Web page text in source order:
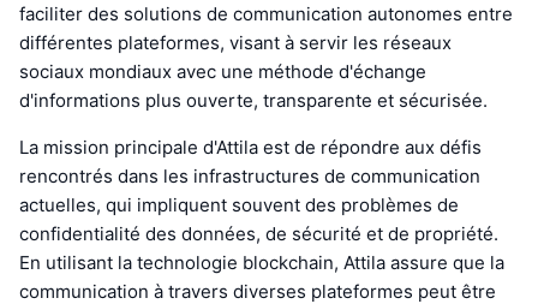
faciliter des solutions de communication autonomes entre
différentes plateformes, visant à servir les réseaux
sociaux mondiaux avec une méthode d'échange
d'informations plus ouverte, transparente et sécurisée.
La mission principale d'Attila est de répondre aux défis
rencontrés dans les infrastructures de communication
actuelles, qui impliquent souvent des problèmes de
confidentialité des données, de sécurité et de propriété.
En utilisant la technologie blockchain, Attila assure que la
communication à travers diverses plateformes peut être